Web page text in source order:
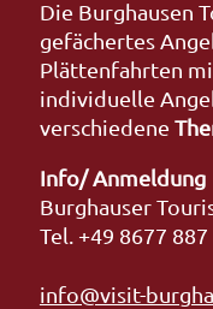
Die Burghausen
gefächertes
Plättenfahrten
individuelle
verschiedene
Info/ Anmeldung
Burghauser
Tel. +49 8677 887
info@visit-